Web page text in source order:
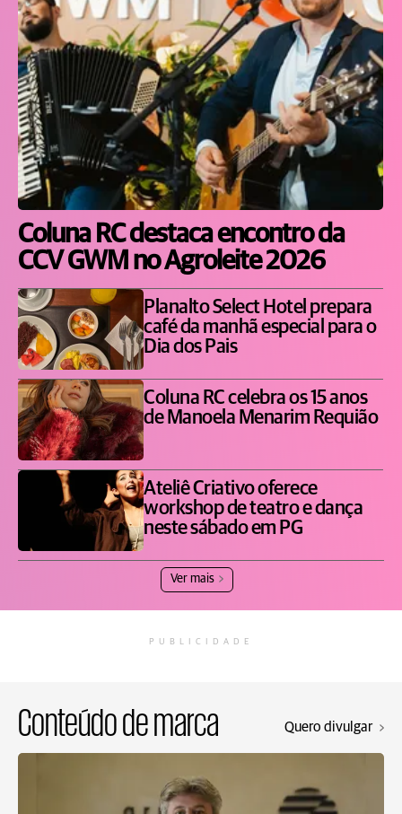
Coluna RC destaca encontro da
CCV GWM no Agroleite 2026
Planalto Select Hotel prepara
café da manhã especial para o
Dia dos Pais
Coluna RC celebra os 15 anos
de Manoela Menarim Requião
Ateliê Criativo oferece
workshop de teatro e dança
neste sábado em PG
Ver mais
PUBLICIDADE
Conteúdo de marca Quero divulgar